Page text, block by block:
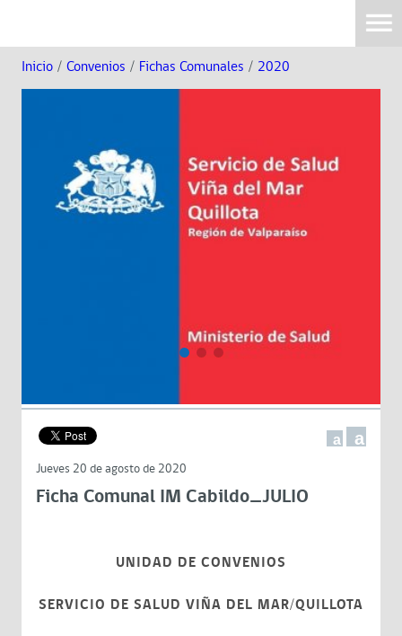
Inicio / Convenios / Fichas Comunales / 2020
a a
Jueves 20 de agosto de 2020
Ficha Comunal IM Cabildo_JULIO
UNIDAD DE CONVENIOS
SERVICIO DE SALUD VIÑA DEL MAR/QUILLOTA